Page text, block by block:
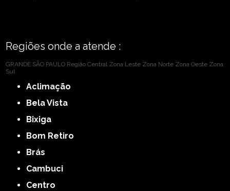
Regiões onde a atende :
GRANDE SÃO PAULO Região Central Zona Leste Zona Norte Zona Oeste Zona
Sul
Aclimação
Bela Vista
Bixiga
Bom Retiro
Brás
Cambuci
Centro